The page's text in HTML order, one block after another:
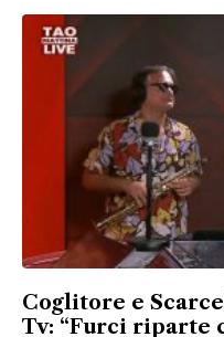
Coglitore e
Tv: “Furci riparte